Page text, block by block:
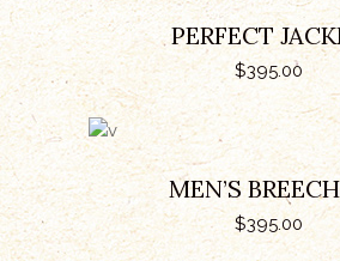
IN DEN
PERFECT
$395.00
IN DEN
MEN’S
$395.00